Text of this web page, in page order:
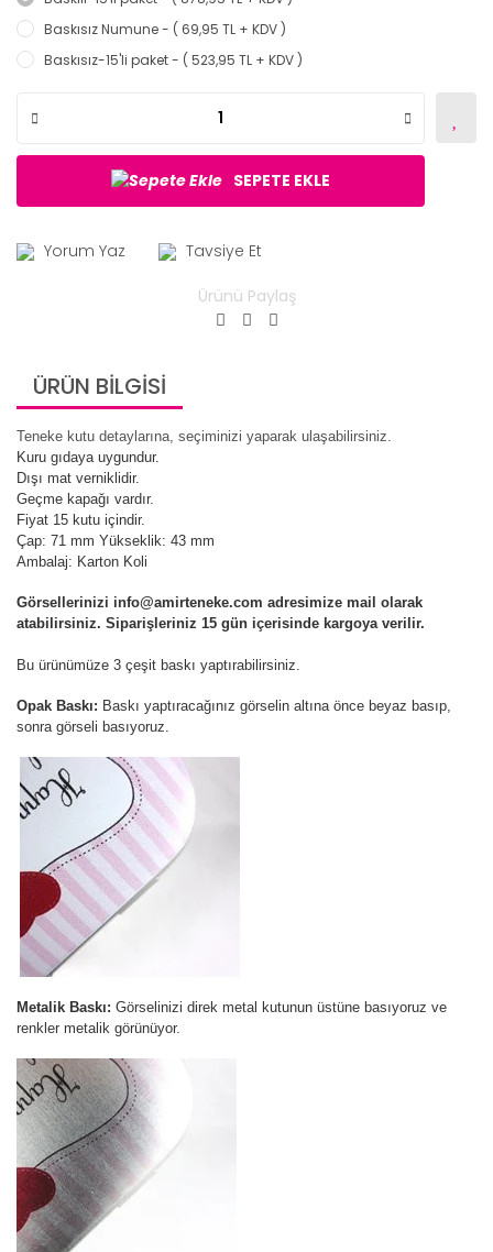
Baskısız Numune - ( 69,95 TL + KDV )
Baskısız-15'li paket - ( 523,95 TL + KDV )
SEPETE EKLE
Yorum Yaz Tavsiye Et
Ürünü Paylaş
ÜRÜN BİLGİSİ
Teneke kutu detaylarına, seçiminizi yaparak ulaşabilirsiniz.
Kuru gıdaya uygundur.
Dışı mat verniklidir.
Geçme kapağı vardır.
Fiyat 15 kutu içindir.
Çap: 71 mm Yükseklik: 43 mm
Ambalaj: Karton Koli
Görsellerinizi info@amirteneke.com adresimize mail olarak
atabilirsiniz. Siparişleriniz 15 gün içerisinde kargoya verilir.
Bu ürünümüze 3 çeşit baskı yaptırabilirsiniz.
Opak Baskı: Baskı yaptıracağınız görselin altına önce beyaz basıp,
sonra görseli basıyoruz.
Metalik Baskı: Görselinizi direk metal kutunun üstüne basıyoruz ve
renkler metalik görünüyor.